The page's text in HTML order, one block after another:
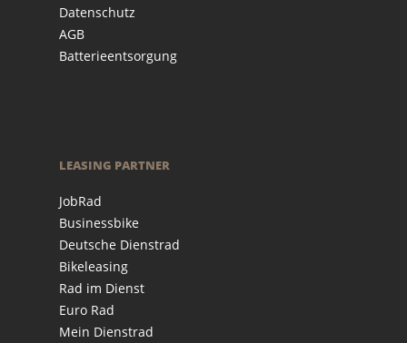
Datenschutz
AGB
Batterieentsorgung
LEASING PARTNER
JobRad
Businessbike
Deutsche Dienstrad
Bikeleasing
Rad im Dienst
Euro Rad
Mein Dienstrad